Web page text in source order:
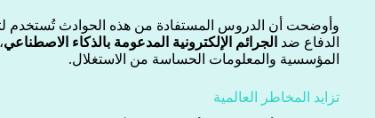
وأوضحت أن الدروس المستفادة من هذه الحوادث تُستخدم
الدفاع ضد الجرائم الإلكترونية المدعومة بالذكاء الاصطناعي
المؤسسية والمعلومات الحساسة من الاستغلال.
تزايد المخاطر العالمية